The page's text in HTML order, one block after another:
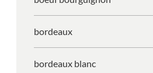
bordeaux
bordeaux blanc